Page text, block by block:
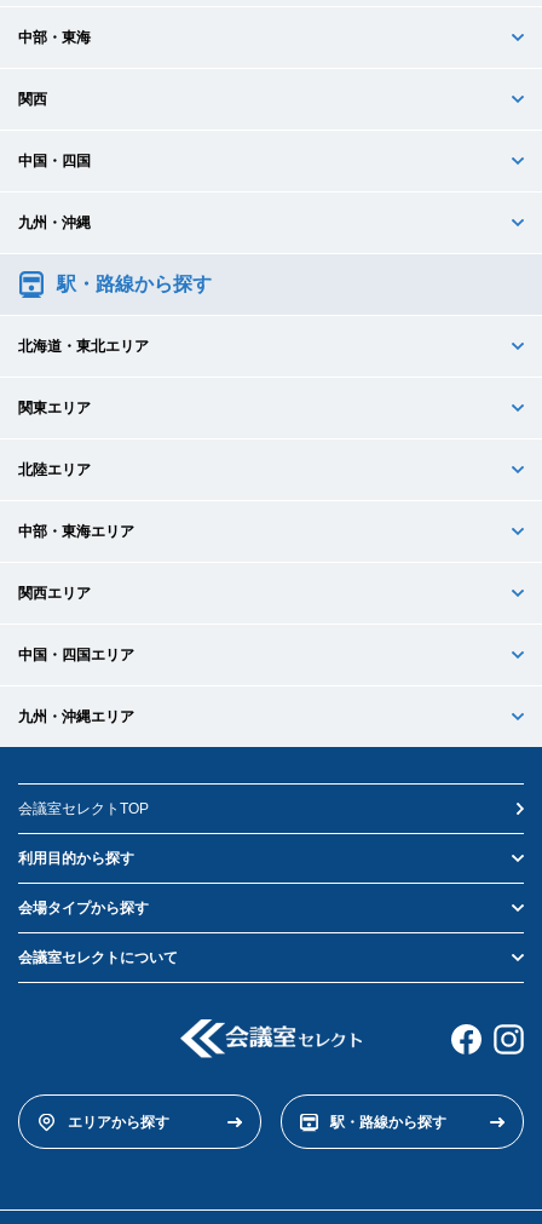
中部・東海
関西
中国・四国
九州・沖縄
駅・路線から探す
北海道・東北エリア
関東エリア
北陸エリア
中部・東海エリア
関西エリア
中国・四国エリア
九州・沖縄エリア
会議室セレクトTOP
利用目的から探す
会場タイプから探す
会議室セレクトについて
エリアから探す 駅・路線から探す